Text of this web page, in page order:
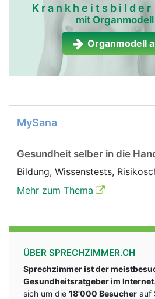
mit
Organmodell
MySana
Gesundheit selber in die
Bildung, Wissenstests,
Mehr zum Thema
ÜBER SPRECHZIMMER.CH
Sprechzimmer ist der
Gesundheitsratgeber im Internet
sich um die 18'000 Besucher auf